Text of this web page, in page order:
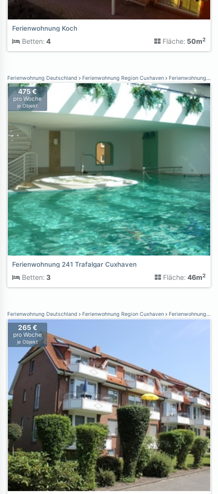
Ferienwohnung Koch
Betten: 4 Fläche: 50m2
Ferienwohnung Deutschland Ferienwohnung Region Cuxhaven Ferienwohnung Cuxhaven
475 €
pro Woche
je Objekt
Ferienwohnung 241 Trafalgar Cuxhaven
Betten: 3 Fläche: 46m2
Ferienwohnung Deutschland Ferienwohnung Region Cuxhaven Ferienwohnung Dorum-Neufeld
265 €
pro Woche
je Objekt